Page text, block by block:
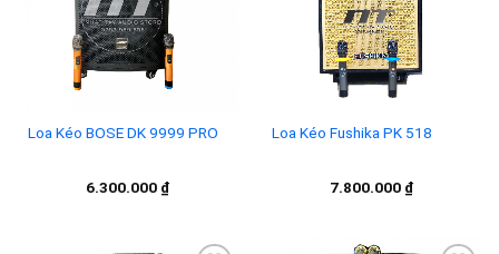
Loa Kéo BOSE DK 9999 PRO
6.300.000 ₫
Loa Kéo Fushika PK 518
7.800.000 ₫